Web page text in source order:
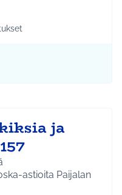
mukaan: Liikunta ja
ja
astioita Paijalan